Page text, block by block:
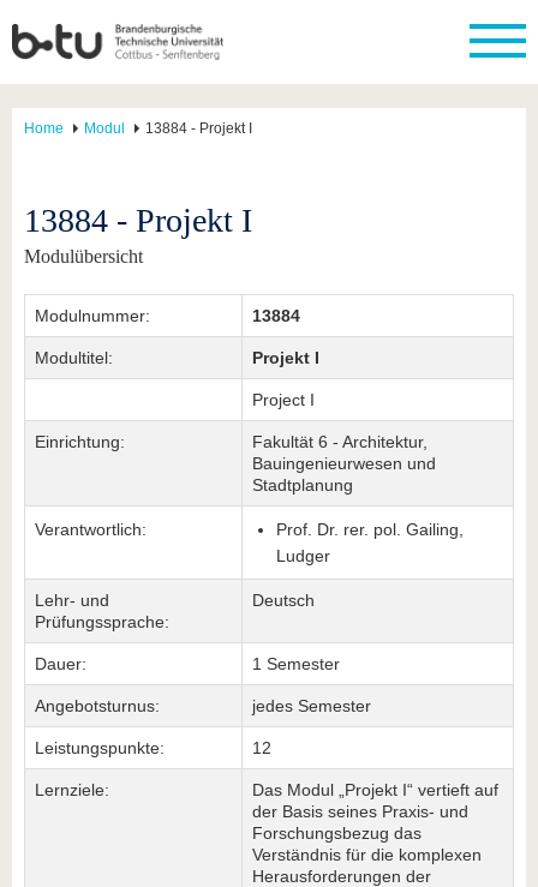
Home Modul 13884 - Projekt I
13884 - Projekt I
Modulübersicht
Modulnummer: 13884
Modultitel: Projekt I
Project I
Einrichtung:
Fakultät 6 - Architektur,
Bauingenieurwesen und
Stadtplanung
Verantwortlich:
Prof. Dr. rer. pol. Gailing,
Ludger
Lehr- und
Prüfungssprache:
Deutsch
Dauer: 1 Semester
Angebotsturnus: jedes Semester
Leistungspunkte: 12
Lernziele:
Das Modul „Projekt I“ vertieft auf
der Basis seines Praxis- und
Forschungsbezug das
Verständnis für die komplexen
Herausforderungen der